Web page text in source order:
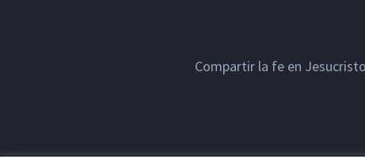
Compartir la fe en